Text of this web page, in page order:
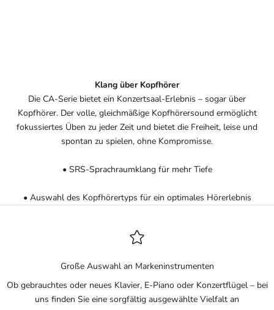
Klang über Kopfhörer
Die CA-Serie bietet ein Konzertsaal-Erlebnis – sogar über
Kopfhörer. Der volle, gleichmäßige Kopfhörersound ermöglicht
fokussiertes Üben zu jeder Zeit und bietet die Freiheit, leise und
spontan zu spielen, ohne Kompromisse.
• SRS-Sprachraumklang für mehr Tiefe
• Auswahl des Kopfhörertyps für ein optimales Hörerlebnis
Große Auswahl an Markeninstrumenten
Ob gebrauchtes oder neues Klavier, E-Piano oder Konzertflügel – bei
uns finden Sie eine sorgfältig ausgewählte Vielfalt an